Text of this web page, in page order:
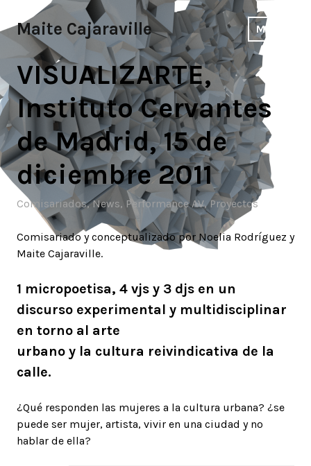
to
content
Maite Cajaraville MENU
VISUALIZARTE,
Instituto Cervantes
de Madrid, 15 de
diciembre 2011
Comisariados,News, Performance AV,Proyectos
Comisariado y conceptualizado por Noelia Rodríguez y
Maite Cajaraville.
1 micropoetisa, 4 vjs y 3 djs en un
discurso experimental y multidisciplinar
en torno al arte
urbano y la cultura reivindicativa de la
calle.
¿Qué responden las mujeres a la cultura urbana? ¿se
puede ser mujer, artista, vivir en una ciudad y no
hablar de ella?